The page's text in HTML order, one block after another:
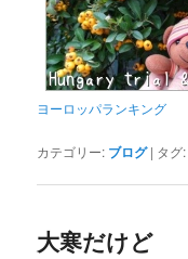
ヨーロッパランキング
カテゴリー: ブログ | タグ:
大寒だけど